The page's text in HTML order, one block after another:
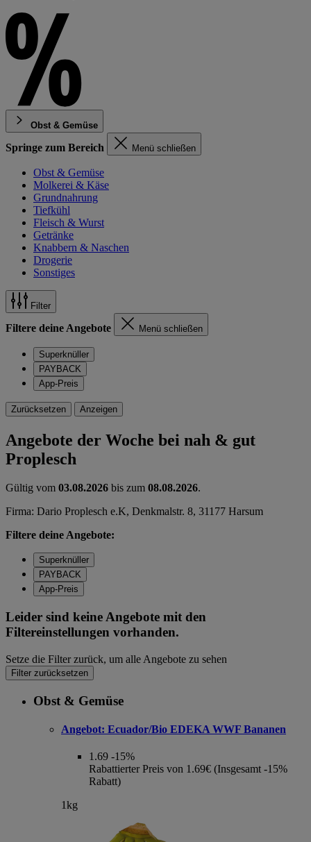
Obst & Gemüse
Springe zum Bereich Menü schließen
Obst & Gemüse
Molkerei & Käse
Grundnahrung
Tiefkühl
Fleisch & Wurst
Getränke
Knabbern & Naschen
Drogerie
Sonstiges
Filter
Filtere deine Angebote Menü schließen
Superknüller
PAYBACK
App-Preis
Zurücksetzen Anzeigen
Angebote der Woche bei nah & gut
Proplesch
Gültig vom 03.08.2026 bis zum 08.08.2026.
Firma: Dario Proplesch e.K, Denkmalstr. 8, 31177 Harsum
Filtere deine Angebote:
Superknüller
PAYBACK
App-Preis
Leider sind keine Angebote mit den
Filtereinstellungen vorhanden.
Setze die Filter zurück, um alle Angebote zu sehen
Filter zurücksetzen
Obst & Gemüse
Angebot: Ecuador/Bio EDEKA WWF Bananen
1.69 -15%
Rabattierter Preis von 1.69€ (Insgesamt -15%
Rabatt)
1kg